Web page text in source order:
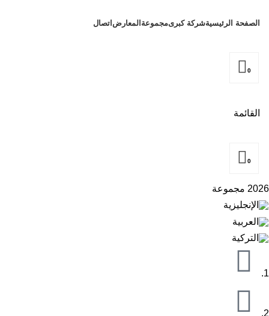
الصفحة الرئيسيةشركة كبرىمجموعة المعارض اتصال
0
القائمة
0
2026 مجموعة